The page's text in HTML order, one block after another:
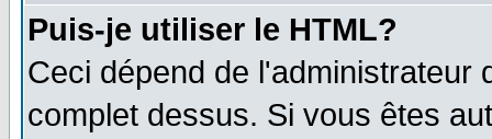
Puis-je utiliser le HTML?
Ceci dépend de l'administrateur
complet dessus. Si vous êtes